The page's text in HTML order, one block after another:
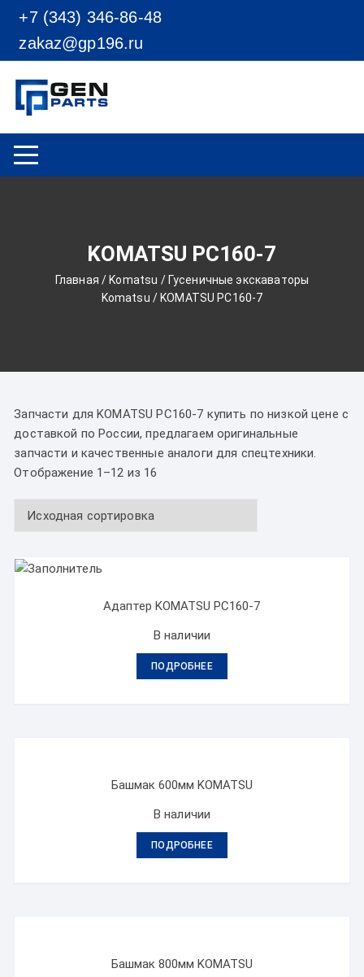
Перейти к содержимому
+7 (343) 346-86-48
zakaz@gp196.ru
KOMATSU PC160-7
Главная / Komatsu / Гусеничные экскаваторы
Komatsu / KOMATSU PC160-7
Запчасти для KOMATSU PC160-7 купить по низкой цене с
доставкой по России, предлагаем оригинальные
запчасти и качественные аналоги для спецтехники.
Отображение 1–12 из 16
Адаптер KOMATSU PC160-7
В наличии
ПОДРОБНЕЕ
Башмак 600мм KOMATSU
В наличии
ПОДРОБНЕЕ
Башмак 800мм KOMATSU